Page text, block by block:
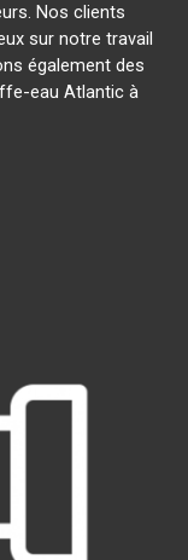
Nos clients
sur notre travail
également des
eau Atlantic à